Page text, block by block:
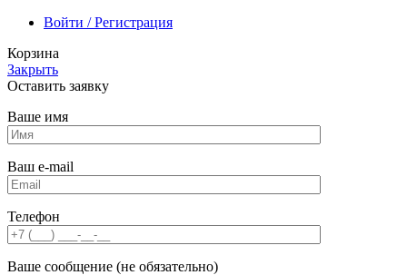
Войти / Регистрация
Корзина
Закрыть
Оставить заявку
Ваше имя
Ваш e-mail
Телефон
Ваше сообщение (не обязательно)